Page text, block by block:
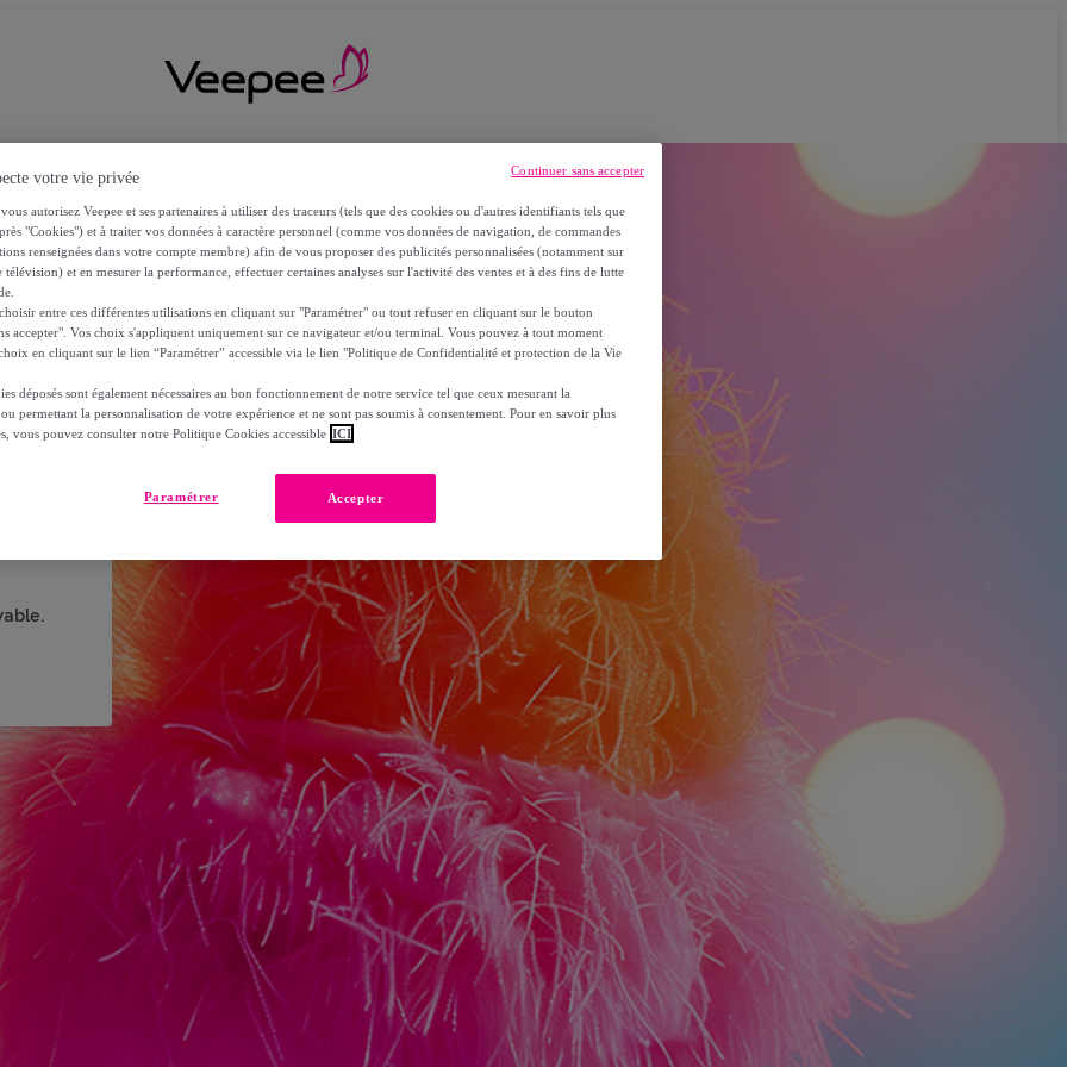
votre vie privée
autorisez Veepee et ses partenaires à utiliser des traceurs (tels que des cookies ou d'autres identifiants tels que
"Cookies") et à traiter vos données à caractère personnel (comme vos données de navigation, de commandes
renseignées dans votre compte membre) afin de vous proposer des publicités personnalisées (notamment sur
télévision) et en mesurer la performance, effectuer certaines analyses sur l'activité des ventes et à des fins de lutte
entre ces différentes utilisations en cliquant sur "Paramétrer" ou tout refuser en cliquant sur le bouton
accepter". Vos choix s'appliquent uniquement sur ce navigateur et/ou terminal. Vous pouvez à tout moment
en cliquant sur le lien “Paramétrer” accessible via le lien "Politique de Confidentialité et protection de la Vie
déposés sont également nécessaires au bon fonctionnement de notre service tel que ceux mesurant la
permettant la personnalisation de votre expérience et ne sont pas soumis à consentement. Pour en savoir plus
vous pouvez consulter notre Politique Cookies accessible ICI
Accepter
Paramétrer
Continuer sans accepter